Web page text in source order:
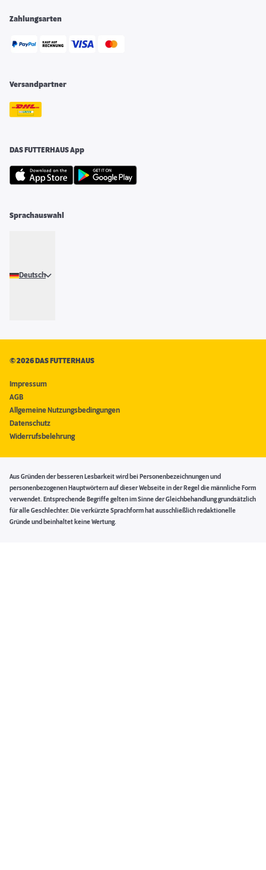
Zahlungsarten
Versandpartner
DAS FUTTERHAUS App
Sprachauswahl
Deutsch
©2026 DAS FUTTERHAUS
Impressum
AGB
Allgemeine Nutzungsbedingungen
Datenschutz
Widerrufsbelehrung
Aus Gründen der besseren Lesbarkeit wird bei Personenbezeichnungen und
personenbezogenen Hauptwörtern auf dieser Webseite in der Regel die männliche Form
verwendet. Entsprechende Begriffe gelten im Sinne der Gleichbehandlung grundsätzlich
für alle Geschlechter. Die verkürzte Sprachform hat ausschließlich redaktionelle
Gründe und beinhaltet keine Wertung.